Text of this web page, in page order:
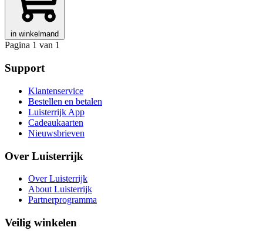
in winkelmand
Pagina 1 van 1
Support
Klantenservice
Bestellen en betalen
Luisterrijk App
Cadeaukaarten
Nieuwsbrieven
Over Luisterrijk
Over Luisterrijk
About Luisterrijk
Partnerprogramma
Veilig winkelen